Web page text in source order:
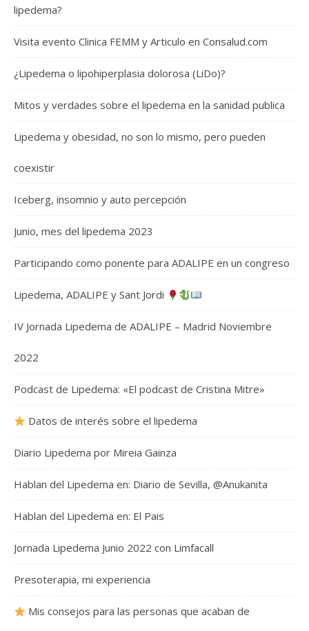
lipedema?
Visita evento Clinica FEMM y Articulo en Consalud.com
¿Lipedema o lipohiperplasia dolorosa (LiDo)?
Mitos y verdades sobre el lipedema en la sanidad publica
Lipedema y obesidad, no son lo mismo, pero pueden
coexistir
Iceberg, insomnio y auto percepción
Junio, mes del lipedema 2023
Participando como ponente para ADALIPE en un congreso
Lipedema, ADALIPE y Sant Jordi
IV Jornada Lipedema de ADALIPE – Madrid Noviembre
2022
Podcast de Lipedema: «El podcast de Cristina Mitre»
Datos de interés sobre el lipedema
Diario Lipedema por Mireia Gainza
Hablan del Lipedema en: Diario de Sevilla, @Anukanita
Hablan del Lipedema en: El Pais
Jornada Lipedema Junio 2022 con Limfacall
Presoterapia, mi experiencia
Mis consejos para las personas que acaban de